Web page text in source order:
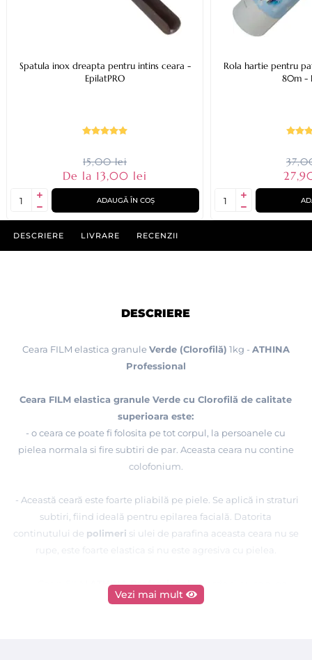
Spatula inox dreapta pentru intins ceara -
EpilatPRO
15,00 lei
De la 13,00 lei
ADAUGĂ ÎN COȘ
Rola hartie pentru
80m -
DESCRIERE LIVRARE RECENZII
DESCRIERE
Ceara FILM elastica granuleVerde (Clorofilă) 1kg - ATHINA
Professional
Ceara FILM elastica granule Verde cu Clorofilă de calitate
superioara este:
- o ceara ce poate fi folosita pe tot corpul, la persoanele cu
pielea normala si fire subtiri de par. Aceasta ceara nu contine
colofonium.
- Această ceară este foarte pliabilă pe piele. Se aplică in straturi
subtiri, fiind ideală pentru epilarea facială. Datorita
continutului de polimeri si ulei de parafina aceasta ceara nu se
rupe, este foarte elastica si nu este agresiva cu pielea.
ATHINA Professionalnu arde si nu se rupe,
avantajele acesteia sunt ca se topeste foarte repede la
Vezi mai mult